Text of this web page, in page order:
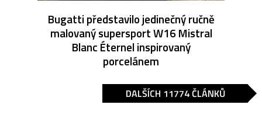
Bugatti představilo jedinečný ručně
malovaný supersport W16 Mistral
Blanc Éternel inspirovaný
porcelánem
DALŠÍCH 11774 ČLÁNKŮ